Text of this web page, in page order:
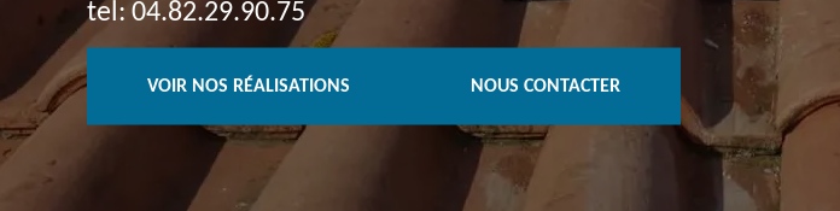
tel: 04.82.29.90.75
VOIR NOS RÉALISATIONS NOUS CONTACTER